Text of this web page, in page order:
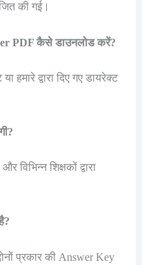
की गई।
PDF कैसे डाउनलोड करें?
हमारे द्वारा दिए गए डायरेक्ट
विभिन्न शिक्षकों द्वारा
प्रकार की Answer Key